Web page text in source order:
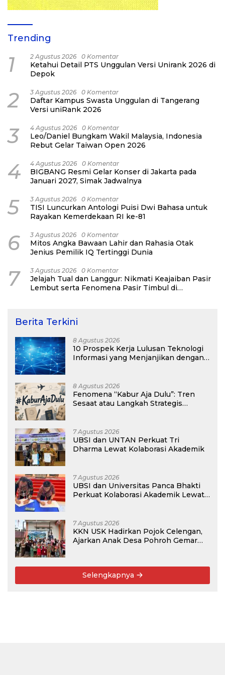
Trending
1 2 Agustus 2026 0 Komentar
Ketahui Detail PTS Unggulan Versi Unirank 2026 di
Depok
2 3 Agustus 2026 0 Komentar
Daftar Kampus Swasta Unggulan di Tangerang
Versi uniRank 2026
3 4 Agustus 2026 0 Komentar
Leo/Daniel Bungkam Wakil Malaysia, Indonesia
Rebut Gelar Taiwan Open 2026
4 4 Agustus 2026 0 Komentar
BIGBANG Resmi Gelar Konser di Jakarta pada
Januari 2027, Simak Jadwalnya
5 3 Agustus 2026 0 Komentar
TISI Luncurkan Antologi Puisi Dwi Bahasa untuk
Rayakan Kemerdekaan RI ke-81
6 3 Agustus 2026 0 Komentar
Mitos Angka Bawaan Lahir dan Rahasia Otak
Jenius Pemilik IQ Tertinggi Dunia
7 3 Agustus 2026 0 Komentar
Jelajah Tual dan Langgur: Nikmati Keajaiban Pasir
Lembut serta Fenomena Pasir Timbul di
Berita Terkini
8 Agustus 2026
10 Prospek Kerja Lulusan Teknologi
Informasi yang Menjanjikan dengan
8 Agustus 2026
Fenomena “Kabur Aja Dulu”: Tren
Sesaat atau Langkah Strategis
7 Agustus 2026
UBSI dan UNTAN Perkuat Tri
Dharma Lewat Kolaborasi Akademik
7 Agustus 2026
UBSI dan Universitas Panca Bhakti
Perkuat Kolaborasi Akademik Lewat
7 Agustus 2026
KKN USK Hadirkan Pojok Celengan,
Ajarkan Anak Desa Pohroh Gemar
Selengkapnya